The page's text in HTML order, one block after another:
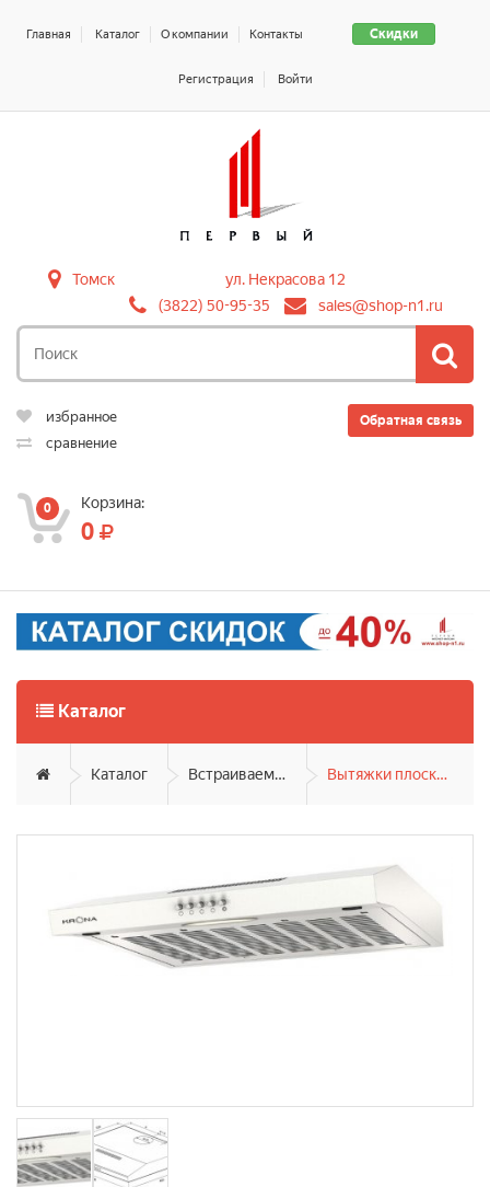
Скидки
Главная Каталог О компании Контакты
Регистрация Войти
Томск
ул. Некрасова 12
(3822) 50-95-35
sales@shop-n1.ru
Обратная связь
избранное
сравнение
0 Корзина:
0
Каталог
Каталог Встраиваемая техника Вытяжки плоские (блочные)